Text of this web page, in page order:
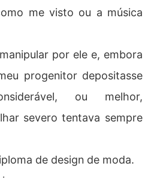
me visto ou a música
por ele e, embora
progenitor depositasse
ou melhor,
severo tentava sempre
de design de moda.